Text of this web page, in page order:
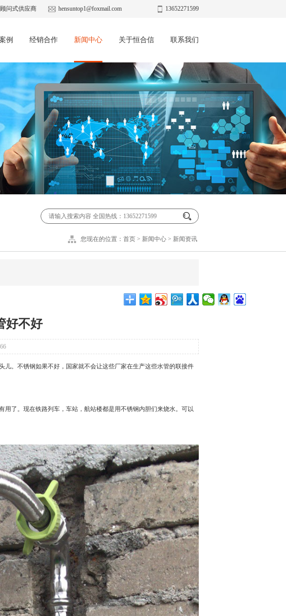
问式供应商 hensuntop1@foxmail.com 13652271599
例 经销合作 新闻中心 关于恒合信 联系我们
您现在的位置： 首页 > 新闻中心 > 新闻资讯
好不好
。不锈钢如果不好，国家就不会让这些厂家在生产这些水管的联接件
了。现在铁路列车，车站，航站楼都是用不锈钢内胆们来烧水。可以